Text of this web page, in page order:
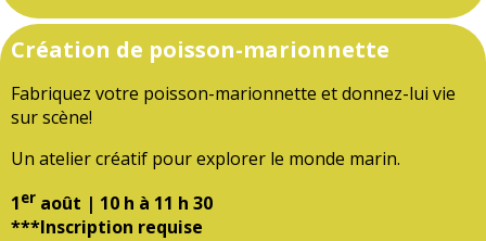
Création de poisson-marionnette
Fabriquez votre poisson-marionnette et donnez-lui vie
sur scène!
Un atelier créatif pour explorer le monde marin.
1er août | 10 h à 11 h 30
***Inscription requise